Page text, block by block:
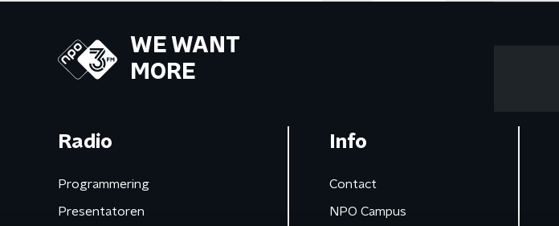
WE WANT
MORE
Radio
Programmering
Presentatoren
Info
Contact
NPO Campus